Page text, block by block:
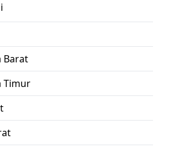
Barat
Timur